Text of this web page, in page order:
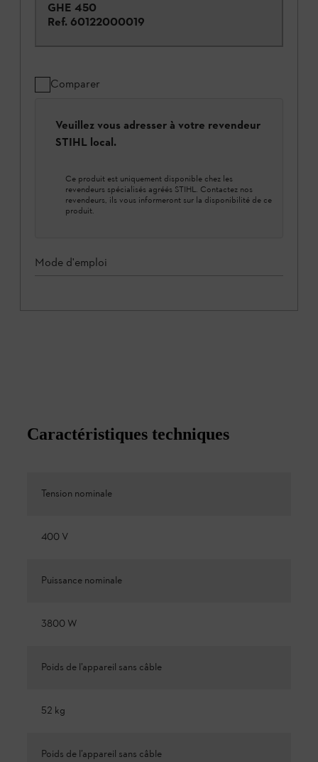
GHE 450
Ref. 60122000019
Comparer
Veuillez vous adresser à votre revendeur
STIHL local.
Ce produit est uniquement disponible chez les
revendeurs spécialisés agréés STIHL. Contactez nos
revendeurs, ils vous informeront sur la disponibilité de ce
produit.
Mode d'emploi
Caractéristiques techniques
Tension nominale
400 V
Puissance nominale
3800 W
Poids de l’appareil sans câble
52 kg
Poids de l’appareil sans câble